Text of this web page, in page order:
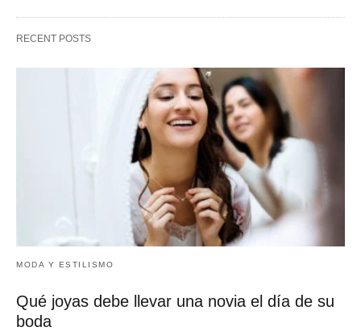
RECENT POSTS
MODA Y ESTILISMO
Qué joyas debe llevar una novia el día de su
boda